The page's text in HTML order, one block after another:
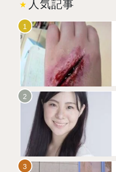
人気記事